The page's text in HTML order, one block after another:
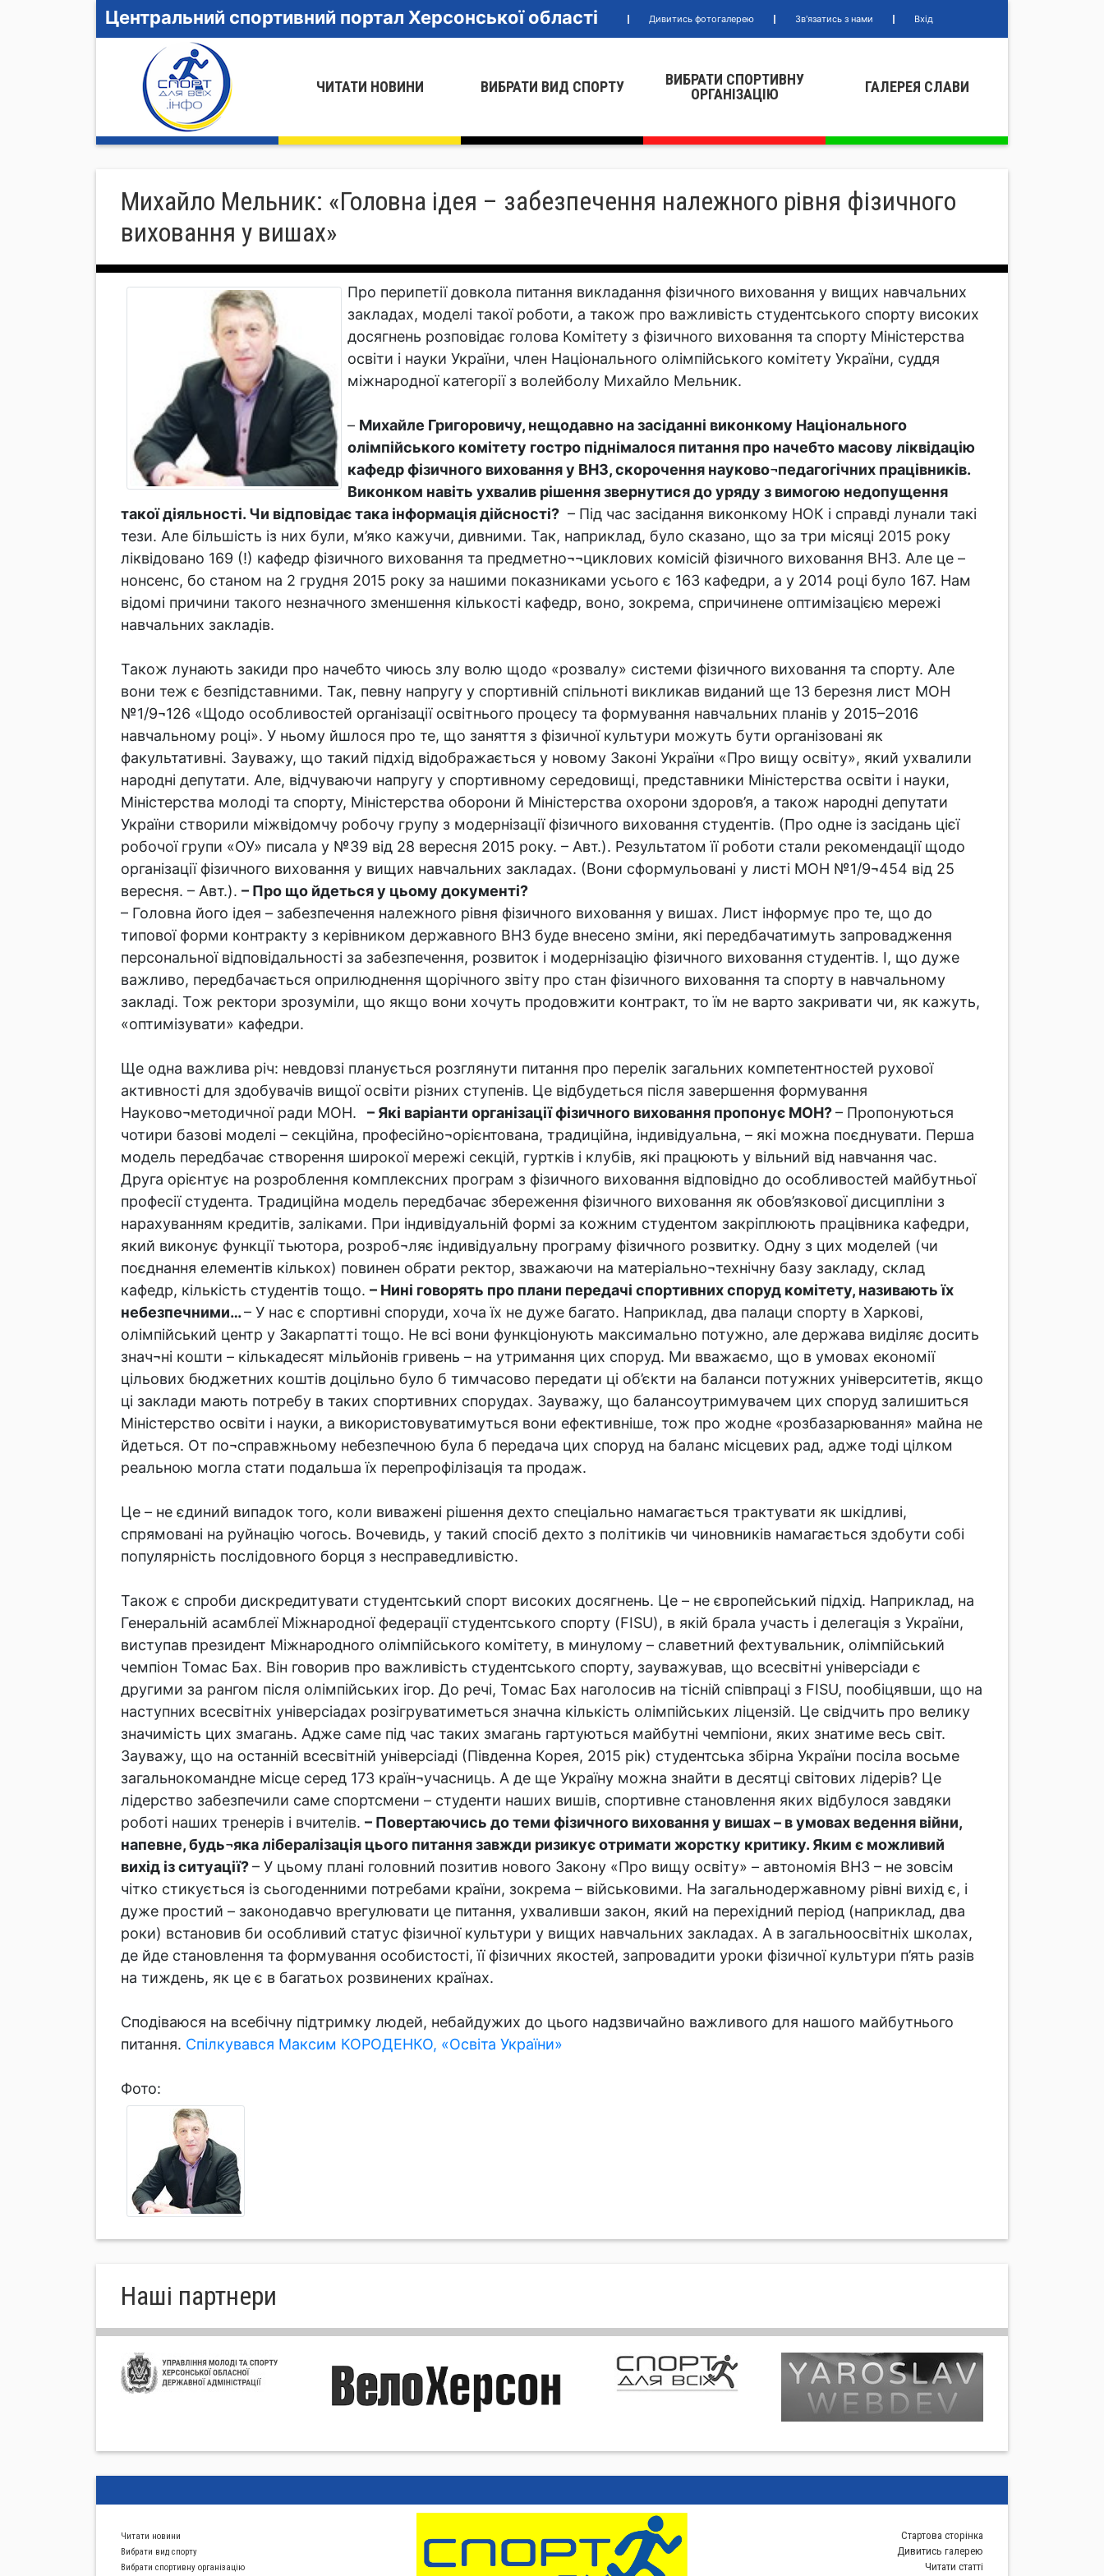
Центральний спортивний портал Херсонської області Дивитись фотогалерею Зв'язатись з нами Вхід
ЧИТАТИ НОВИНИ ВИБРАТИ ВИД СПОРТУ
ВИБРАТИ СПОРТИВНУ
ОРГАНIЗАЦIЮ
ГАЛЕРЕЯ СЛАВИ
Михайло Мельник: «Головна ідея – забезпечення належного рівня фізичного
виховання у вишах»
Про перипетії довкола питання викладання фізичного виховання у вищих навчальних
закладах, моделі такої роботи, а також про важливість студентського спорту високих
досягнень розповідає голова Комітету з фізичного виховання та спорту Міністерства
освіти і науки України, член Національного олімпійського комітету України, суддя
міжнародної категорії з волейболу Михайло Мельник.
– Михайле Григоровичу, нещодавно на засіданні виконкому Національного
олімпійського комітету гостро піднімалося питання про начебто масову ліквідацію
кафедр фізичного виховання у ВНЗ, скорочення науково¬педагогічних працівників.
Виконком навіть ухвалив рішення звернутися до уряду з вимогою недопущення
такої діяльності. Чи відповідає така інформація дійсності? – Під час засідання виконкому НОК і справді лунали такі
тези. Але більшість із них були, м’яко кажучи, дивними. Так, наприклад, було сказано, що за три місяці 2015 року
ліквідовано 169 (!) кафедр фізичного виховання та предметно¬¬циклових комісій фізичного виховання ВНЗ. Але це –
нонсенс, бо станом на 2 грудня 2015 року за нашими показниками усього є 163 кафедри, а у 2014 році було 167. Нам
відомі причини такого незначного зменшення кількості кафедр, воно, зокрема, спричинене оптимізацією мережі
навчальних закладів.
Також лунають закиди про начебто чиюсь злу волю щодо «розвалу» системи фізичного виховання та спорту. Але
вони теж є безпідставними. Так, певну напругу у спортивній спільноті викликав виданий ще 13 березня лист МОН
№1/9¬126 «Щодо особливостей організації освітнього процесу та формування навчальних планів у 2015–2016
навчальному році». У ньому йшлося про те, що заняття з фізичної культури можуть бути організовані як
факультативні. Зауважу, що такий підхід відображається у новому Законі України «Про вищу освіту», який ухвалили
народні депутати. Але, відчуваючи напругу у спортивному середовищі, представники Міністерства освіти і науки,
Міністерства молоді та спорту, Міністерства оборони й Міністерства охорони здоров’я, а також народні депутати
України створили міжвідомчу робочу групу з модернізації фізичного виховання студентів. (Про одне із засідань цієї
робочої групи «ОУ» писала у №39 від 28 вересня 2015 року. – Авт.). Результатом її роботи стали рекомендації щодо
організації фізичного виховання у вищих навчальних закладах. (Вони сформульовані у листі МОН №1/9¬454 від 25
вересня. – Авт.). – Про що йдеться у цьому документі?
– Головна його ідея – забезпечення належного рівня фізичного виховання у вишах. Лист інформує про те, що до
типової форми контракту з керівником державного ВНЗ буде внесено зміни, які передбачатимуть запровадження
персональної відповідальності за забезпечення, розвиток і модернізацію фізичного виховання студентів. І, що дуже
важливо, передбачається оприлюднення щорічного звіту про стан фізичного виховання та спорту в навчальному
закладі. Тож ректори зрозуміли, що якщо вони хочуть продовжити контракт, то їм не варто закривати чи, як кажуть,
«оптимізувати» кафедри.
Ще одна важлива річ: невдовзі планується розглянути питання про перелік загальних компетентностей рухової
активності для здобувачів вищої освіти різних ступенів. Це відбудеться після завершення формування
Науково¬методичної ради МОН.
– Які варіанти організації фізичного виховання пропонує МОН?– Пропонуються
чотири базові моделі – секційна, професійно¬орієнтована, традиційна, індивідуальна, – які можна поєднувати. Перша
модель передбачає створення широкої мережі секцій, гуртків і клубів, які працюють у вільний від навчання час.
Друга орієнтує на розроблення комплексних програм з фізичного виховання відповідно до особливостей майбутньої
професії студента. Традиційна модель передбачає збереження фізичного виховання як обов’язкової дисципліни з
нарахуванням кредитів, заліками. При індивідуальній формі за кожним студентом закріплюють працівника кафедри,
який виконує функції тьютора, розроб¬ляє індивідуальну програму фізичного розвитку. Одну з цих моделей (чи
поєднання елементів кількох) повинен обрати ректор, зважаючи на матеріально¬технічну базу закладу, склад
кафедр, кількість студентів тощо. – Нині говорять про плани передачі спортивних споруд комітету, називають їх
небезпечними…– У нас є спортивні споруди, хоча їх не дуже багато. Наприклад, два палаци спорту в Харкові,
олімпійський центр у Закарпатті тощо. Не всі вони функціонують максимально потужно, але держава виділяє досить
знач¬ні кошти – кількадесят мільйонів гривень – на утримання цих споруд. Ми вважаємо, що в умовах економії
цільових бюджетних коштів доцільно було б тимчасово передати ці об’єкти на баланси потужних університетів, якщо
ці заклади мають потребу в таких спортивних спорудах. Зауважу, що балансоутримувачем цих споруд залишиться
Міністерство освіти і науки, а використовуватимуться вони ефективніше, тож про жодне «розбазарювання» майна не
йдеться. От по¬справжньому небезпечною була б передача цих споруд на баланс місцевих рад, адже тоді цілком
реальною могла стати подальша їх перепрофілізація та продаж.
Це – не єдиний випадок того, коли виважені рішення дехто спеціально намагається трактувати як шкідливі,
спрямовані на руйнацію чогось. Вочевидь, у такий спосіб дехто з політиків чи чиновників намагається здобути собі
популярність послідовного борця з несправедливістю.
Також є спроби дискредитувати студентський спорт високих досягнень. Це – не європейський підхід. Наприклад, на
Генеральній асамблеї Міжнародної федерації студентського спорту (FISU), в якій брала участь і делегація з України,
виступав президент Міжнародного олімпійського комітету, в минулому – славетний фехтувальник, олімпійський
чемпіон Томас Бах. Він говорив про важливість студентського спорту, зауважував, що всесвітні універсіади є
другими за рангом після олімпійських ігор. До речі, Томас Бах наголосив на тісній співпраці з FISU, пообіцявши, що на
наступних всесвітніх універсіадах розігруватиметься значна кількість олімпійських ліцензій. Це свідчить про велику
значимість цих змагань. Адже саме під час таких змагань гартуються майбутні чемпіони, яких знатиме весь світ.
Зауважу, що на останній всесвітній універсіаді (Південна Корея, 2015 рік) студентська збірна України посіла восьме
загальнокомандне місце серед 173 країн¬учасниць. А де ще Україну можна знайти в десятці світових лідерів? Це
лідерство забезпечили саме спортсмени – студенти наших вишів, спортивне становлення яких відбулося завдяки
роботі наших тренерів і вчителів. – Повертаючись до теми фізичного виховання у вишах – в умовах ведення війни,
напевне, будь¬яка лібералізація цього питання завжди ризикує отримати жорстку критику. Яким є можливий
вихід із ситуації?– У цьому плані головний позитив нового Закону «Про вищу освіту» – автономія ВНЗ – не зовсім
чітко стикується із сьогоденними потребами країни, зокрема – військовими. На загальнодержавному рівні вихід є, і
дуже простий – законодавчо врегулювати це питання, ухваливши закон, який на перехідний період (наприклад, два
роки) встановив би особливий статус фізичної культури у вищих навчальних закладах. А в загальноосвітніх школах,
де йде становлення та формування особистості, її фізичних якостей, запровадити уроки фізичної культури п’ять разів
на тиждень, як це є в багатьох розвинених країнах.
Сподіваюся на всебічну підтримку людей, небайдужих до цього надзвичайно важливого для нашого майбутнього
питання. Спілкувався Максим КОРОДЕНКО, «Освіта України»
Фото:
Нашi партнери
Читати новини
Вибрати вид спорту
Вибрати спортивну органiзацiю
Стартова сторiнка
Дивитись галерею
Читати статті